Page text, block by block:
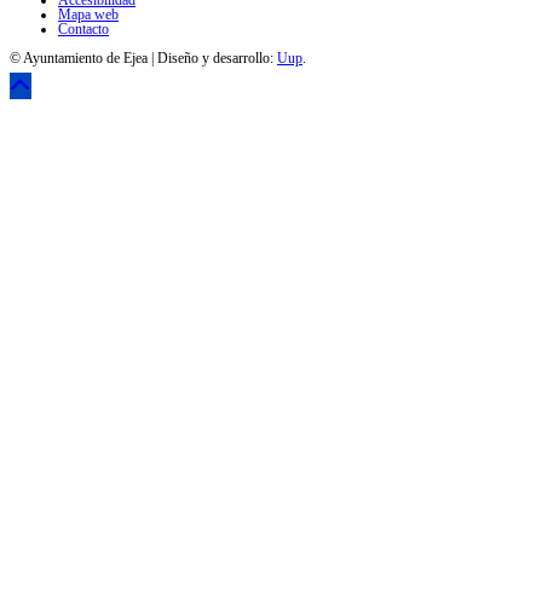
Mapa web
Contacto
© Ayuntamiento de Ejea | Diseño y desarrollo: Uup.